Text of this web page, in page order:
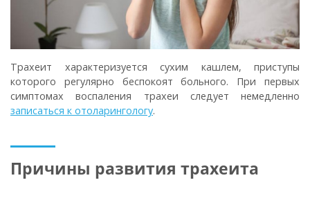
Трахеит характеризуется сухим кашлем, приступы
которого регулярно беспокоят больного. При первых
симптомах воспаления трахеи следует немедленно
записаться к отоларингологу.
Причины развития трахеита